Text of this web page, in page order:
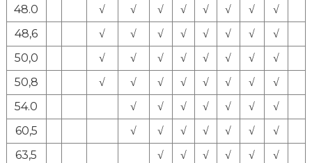
48.0
√ √ √ √ √ √ √
√
48,6
√ √ √ √ √ √ √
√
50,0
√ √ √ √ √ √ √
√
50,8
√ √ √ √ √ √ √
√
54.0
√ √ √ √ √ √
√
60,5
√ √ √ √ √ √
√
63,5
√ √ √ √ √
√